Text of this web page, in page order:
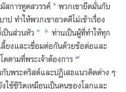
การ​ทูตสวรรค์ * พวก​เขา​ยึด​มั่น​กับ​
ทำ​ให้​พวก​เขา​อวดดี​ไม่​เข้า​เรื่อง
ป็น​ส่วน​หัว * ๖ ท่าน​เป็น​ผู้​ที่​ทำ​ให้​ทุก​
ลี้ยง​และ​เชื่อม​ต่อ​กัน​ด้วย​ข้อ​ต่อ​และ​
ต​ตาม​ที่​พระเจ้า​ต้องการ ๗
บ​พระ​คริสต์​และ​ปฏิเสธ​แนว​คิด​ต่าง ๆ
ใช้​ชีวิต​เหมือน​เป็น​คน​ของ​โลก​และ​